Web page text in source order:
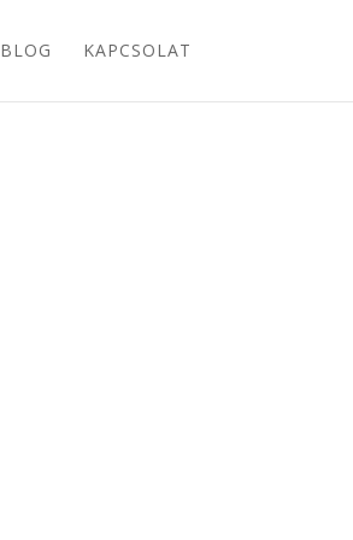
BLOG KAPCSOLAT